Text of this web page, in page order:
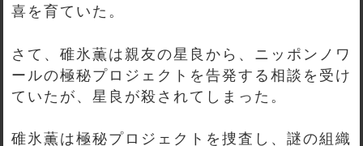
喜を育ていた。
さて、碓氷薫は親友の星良から、ニッポンノワ
ールの極秘プロジェクトを告発する相談を受け
ていたが、星良が殺されてしまった。
碓氷薫は極秘プロジェクトを捜査し、謎の組織